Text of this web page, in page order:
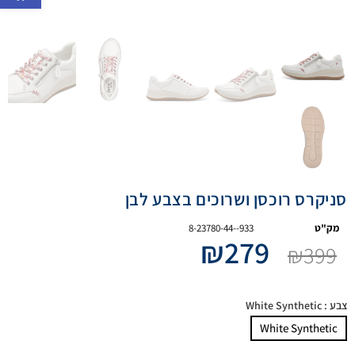
סניקרס רוכסן ושרוכים בצבע לבן
מק"ט 8-23780-44--933
₪399
₪279
צבע : White Synthetic
White Synthetic